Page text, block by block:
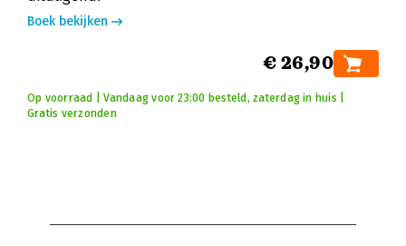
Boek bekijken
€ 26,90
Op voorraad | Vandaag voor 23:00 besteld, zaterdag in huis |
Gratis verzonden